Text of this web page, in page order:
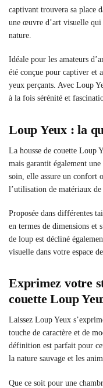
captivant trouvera sa place
une œuvre d’art visuelle
nature.
Idéale pour les amateurs
été conçue pour captiver et
yeux perçants. Avec Loup
à la fois sérénité et
Loup Yeux : la
La housse de couette Loup
mais garantit également
soin, elle assure un confort
l’utilisation de matériaux de
Proposée dans différentes
en termes de dimensions
de loup est décliné
visuelle dans votre espace
Exprimez votre
couette Loup
Laissez Loup Yeux
touche de caractère et de
définition est parfait pour
la nature sauvage et les
Que ce soit pour une